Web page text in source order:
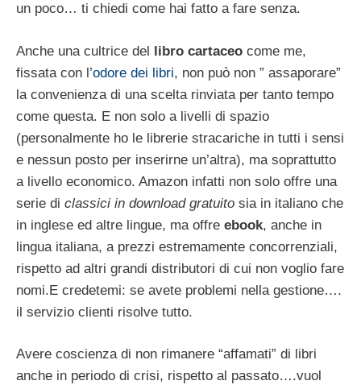
un poco… ti chiedi come hai fatto a fare senza.
Anche una cultrice del libro cartaceo come me,
fissata con l’odore dei libri, non può non ” assaporare”
la convenienza di una scelta rinviata per tanto tempo
come questa. E non solo a livelli di spazio
(personalmente ho le librerie stracariche in tutti i sensi
e nessun posto per inserirne un’altra), ma soprattutto
a livello economico. Amazon infatti non solo offre una
serie di classici in download gratuito sia in italiano che
in inglese ed altre lingue, ma offre ebook, anche in
lingua italiana, a prezzi estremamente concorrenziali,
rispetto ad altri grandi distributori di cui non voglio fare
nomi.E credetemi: se avete problemi nella gestione….
il servizio clienti risolve tutto.
Avere coscienza di non rimanere “affamati” di libri
anche in periodo di crisi, rispetto al passato….vuol